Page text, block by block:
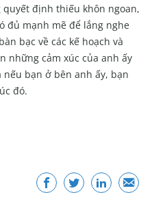
định thiếu khôn ngoan,
đủ mạnh mẽ để lắng nghe
bạc về các kế hoạch và
những cảm xúc của anh ấy
bạn ở bên anh ấy, bạn
đó.